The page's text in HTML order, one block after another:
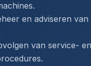
en adviseren
van service-